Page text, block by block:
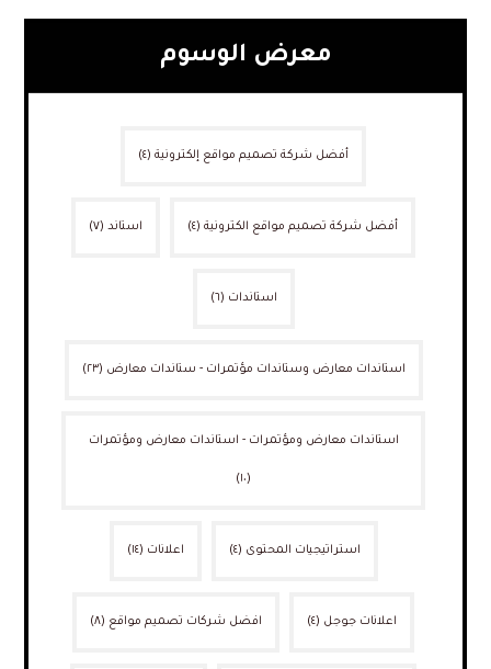
معرض الوسوم
أفضل شركة تصميم مواقع إلكترونية (٤)
أفضل شركة تصميم مواقع الكترونية (٤) استاند (٧)
استاندات (٦)
استاندات معارض وستاندات مؤتمرات - ستاندات معارض (٢٣)
استاندات معارض ومؤتمرات - استاندات معارض ومؤتمرات
(١٠)
استراتيجيات المحتوى (٤) اعلانات (١٤)
اعلانات جوجل (٤) افضل شركات تصميم مواقع (٨)